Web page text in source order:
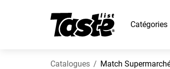
Catégories
Catalogues Match